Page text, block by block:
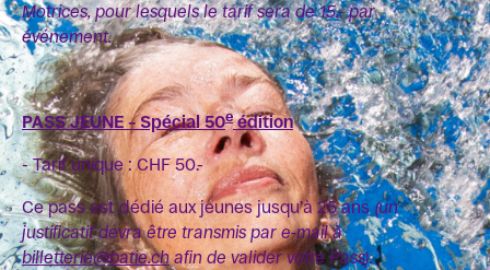
Motrices, pour lesquels le tarif sera de 15.- par
événement.
PASS JEUNE – Spécial 50eédition
- Tarif unique : CHF 50.-
Ce pass est dédié aux jeunes jusqu’à 25 ans(un
justificatif devra être transmis par e-mail à
billetterie@batie.chafin de valider votre Pass).